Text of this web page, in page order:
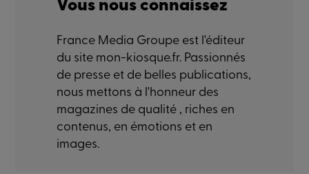
France Media Groupe est l'éditeur
du site mon-kiosque.fr. Passionnés
de presse et de belles publications,
nous mettons à l'honneur des
magazines de qualité , riches en
contenus, en émotions et en
images.